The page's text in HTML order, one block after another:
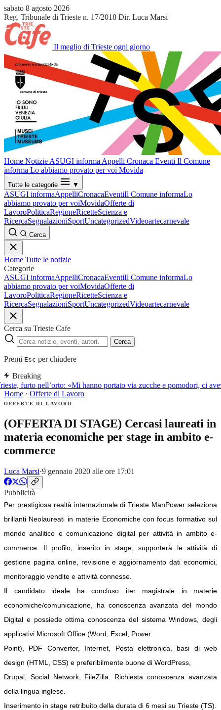
sabato 8 agosto 2026
Reg. Tribunale di Trieste n. 17/2018 Dir. Luca Marsi
Il meglio di Trieste ogni giorno
Home Notizie ASUGI informa Appelli Cronaca Eventi Il Comune
informa Lo abbiamo provato per voi Movida
Tutte le categorie ▼
ASUGI informaAppelliCronacaEventiIl Comune informaLo
abbiamo provato per voiMovidaOfferte di
LavoroPoliticaRegioneRicetteScienza e
RicercaSegnalazioniSportUncategorizedVideoartecarnevale
Cerca
Home Tutte le notizie
Categorie
ASUGI informaAppelliCronacaEventiIl Comune informaLo
abbiamo provato per voiMovidaOfferte di
LavoroPoliticaRegioneRicetteScienza e
RicercaSegnalazioniSportUncategorizedVideoartecarnevale
Cerca su Trieste Cafe
Cerca
Premi Esc per chiudere
Breaking
furto nell’orto: «Mi hanno portato via zucche e pomodori, ci
Home · Offerte di Lavoro
OFFERTE DI LAVORO
(OFFERTA DI STAGE) Cercasi laureati in
materia economiche per stage in ambito e-
commerce
Luca Marsi·9 gennaio 2020 alle ore 17:01
Pubblicità
Per prestigiosa realtà internazionale di Trieste ManPower seleziona
brillanti Neolaureati in materie Economiche con focus formativo sul
mondo analitico e comunicazione digital per attività in ambito e-
commerce. Il profilo, inserito in stage, supporterà le attività di
gestione pagina online, revisione e aggiornamento dati economici,
monitoraggio vendite e attività connesse.
Il candidato ideale ha concluso iter magistrale in materie
economiche/comunicazione, ha conoscenza avanzata del mondo
Digital e possiede ottima conoscenza del sistema Windows, degli
applicativi Microsoft Office (Word, Excel, Power
Point), PDF Converter, Internet, Posta elettronica, basi di web
design (HTML, CSS) e preferibilmente buone di WordPress,
Drupal, Social Network, FileZilla. Richiesta conoscenza avanzata
della lingua inglese.
Inserimento in stage retribuito della durata di 6 mesi su Trieste (TS).